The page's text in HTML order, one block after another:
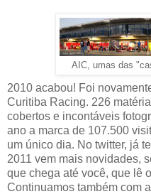
AIC, umas das
2010 acabou! Foi
Curitiba Racing. 226
cobertos e incontáveis
ano a marca de 107.500
um único dia. No twitter, já
2011 vem mais novidades,
que chega até você, que lê
Continuamos também com